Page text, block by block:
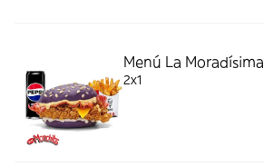
Menú La Moradísima
2x1